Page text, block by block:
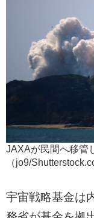
JAXAが民間へ移管
（jo9/
宇宙戦略基金は